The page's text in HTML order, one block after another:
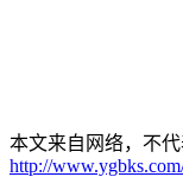
本文来自网络，不
http://